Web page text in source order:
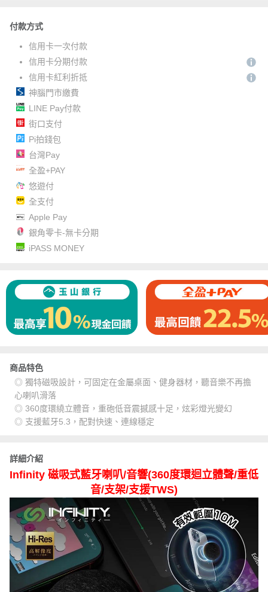
付款方式
信用卡一次付款
信用卡分期付款
信用卡紅利折抵
神腦門市繳費
LINE Pay付款
街口支付
Pi拍錢包
台灣Pay
全盈+PAY
悠遊付
全支付
Apple Pay
銀角零卡-無卡分期
iPASS MONEY
商品特色
◎ 獨特磁吸設計，可固定在金屬桌面、健身器材，聽音樂不再擔
心喇叭滑落
◎ 360度環繞立體音，重砲低音震撼感十足，炫彩燈光變幻
◎ 支援藍牙5.3，配對快速、連線穩定
詳細介紹
Infinity 磁吸式藍牙喇叭/音響(360度環迴立體聲/重低
音/支架/支援TWS)